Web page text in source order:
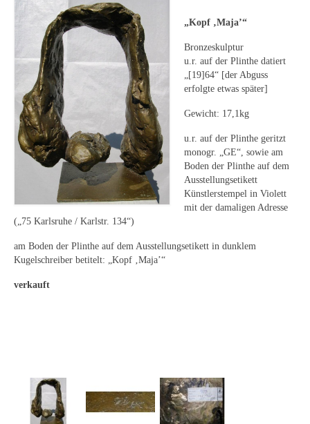
Helmut Diekmann
Hermann Dieste
August Lange-Brock
Ludwig (Luis) Neu
Ferdinand Springer
Arne Siegfried
Curt Wittenbecher
Weitere Künstler nach 1945
Unbekannt
Fränkische Künstler
Hamburger Künstler
„Kopf ‚Maja’“
Bronzeskulptur
u.r. auf der Plinthe datiert
„[19]64“ [der Abguss
erfolgte etwas später]
Gewicht: 17,1kg
u.r. auf der Plinthe geritzt
monogr. „GE“, sowie am
Boden der Plinthe auf dem
Ausstellungsetikett
Künstlerstempel in Violett
mit der damaligen Adresse
(„75 Karlsruhe / Karlstr. 134“)
am Boden der Plinthe auf dem Ausstellungsetikett in dunklem
Kugelschreiber betitelt: „Kopf ‚Maja’“
verkauft